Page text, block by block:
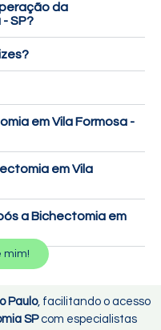
da
SP?
em Vila Formosa -
em Vila
a Bichectomia em
mim!
Paulo, facilitando o acesso
SPcom especialistas